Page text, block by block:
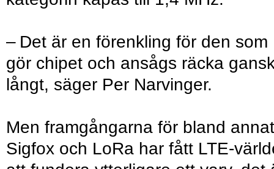
– Det är en förenkling för den som
gör chipet och ansågs räcka
långt, säger Per Narvinger.
Men framgångarna för bland annat
Sigfox och LoRa har fått LTE-